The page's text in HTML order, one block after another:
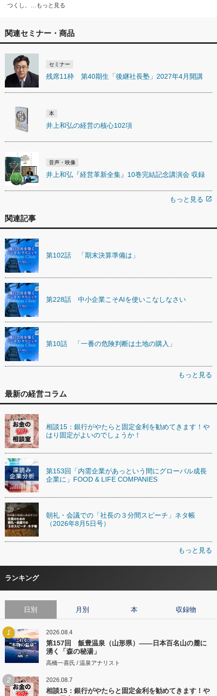
つくし、…もっと見る
関連セミナー・商品
セミナー
残席11枠 第40期生「後継社長塾」2027年4月開講
本
井上和弘の経営の核心102項
音声・映像
井上和弘『経営革新全集』10巻完結記念講演会 収録
もっと見る open_in_new
関連記事
第102話 「期末決算準備は」
第228話 中小企業こそAIを使いこなしなさい
第10話 「一番の危険判断は土地の購入」
もっと見る
最新の経営コラム
相談15：銀行がやたらと固定金利を勧めてきます！や
はり固定がよいのでしょうか！
第153回「内需企業があっという間にグローバル成長
企業に」FOOD & LIFE COMPANIES
朝礼・会議での「社長の３分間スピーチ」ネタ帳
（2026年8月5日号）
もっと見る
ランキング
日別 月別 本 収録物
1 2026.08.4
第157回 飯豊温泉（山形県）――日本百名山の麓に
湧く「森の秘湯」
高橋一喜氏 / 温泉アナリスト
2 2026.08.7
相談15：銀行がやたらと固定金利を勧めてきます！や